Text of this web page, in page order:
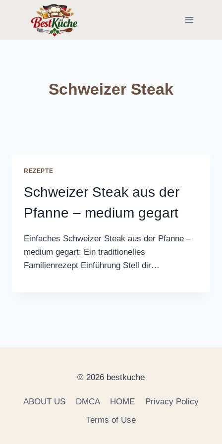
Schweizer Steak
REZEPTE
Schweizer Steak aus der
Pfanne – medium gegart
Einfaches Schweizer Steak aus der Pfanne –
medium gegart: Ein traditionelles
Familienrezept Einführung Stell dir…
© 2026 bestkuche
ABOUT US DMCA HOME
Privacy Policy
Terms of Use